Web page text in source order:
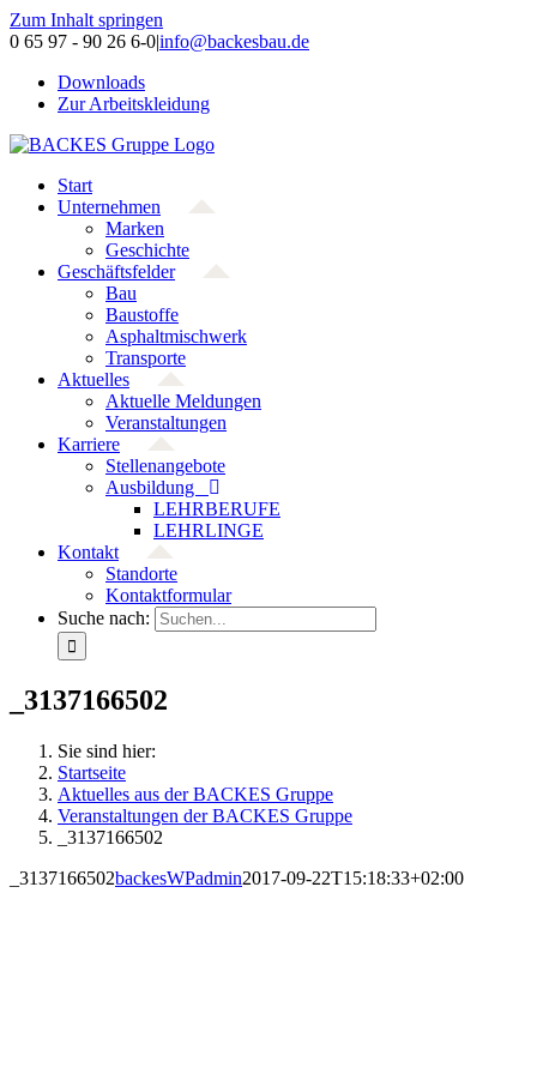
Zum Inhalt springen
0 65 97 - 90 26 6-0|info@backesbau.de
Downloads
Zur Arbeitskleidung
Start
Unternehmen
Marken
Geschichte
Geschäftsfelder
Bau
Baustoffe
Asphaltmischwerk
Transporte
Aktuelles
Aktuelle Meldungen
Veranstaltungen
Karriere
Stellenangebote
Ausbildung
LEHRBERUFE
LEHRLINGE
Kontakt
Standorte
Kontaktformular
Suche nach:
_3137166502
Sie sind hier:
Startseite
Aktuelles aus der BACKES Gruppe
Veranstaltungen der BACKES Gruppe
_3137166502
_3137166502backesWPadmin2017-09-22T15:18:33+02:00